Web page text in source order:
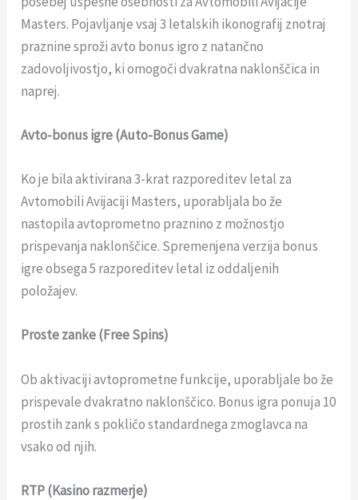
Masters. Pojavljanje vsaj 3 letalskih ikonografij znotraj
praznine sproži avto bonus igro z natančno
zadovoljivostjo, ki omogoči dvakratna naklonščica in
naprej.
Avto-bonus igre (Auto-Bonus Game)
Ko je bila aktivirana 3-krat razporeditev letal za
Avtomobili Avijaciji Masters, uporabljala bo že
nastopila avtoprometno praznino z možnostjo
prispevanja naklonščice. Spremenjena verzija bonus
igre obsega 5 razporeditev letal iz oddaljenih
položajev.
Proste zanke (Free Spins)
Ob aktivaciji avtoprometne funkcije, uporabljale bo že
prispevale dvakratno naklonščico. Bonus igra ponuja 10
prostih zank s pokličo standardnega zmoglavca na
vsako od njih.
RTP (Kasino razmerje)